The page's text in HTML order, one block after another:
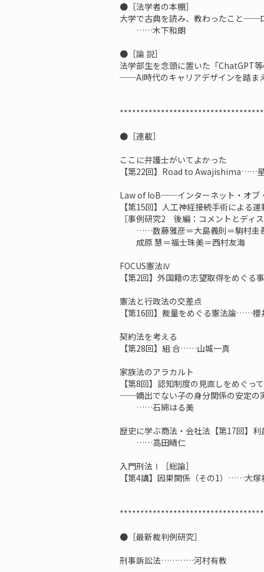
●［法学者の本棚］
大学で古典を読み、教わったこと──
……木下和朗
●［論 説］
法学部生を念頭に置いた「ChatGPT
──AI時代のキャリアデザインを踏
●［連載］
ここに弁護士がいてよかった
【第22回】Road to
Law of IoB──インターネット・オブ
【第15回】人工神経接続手術による
［事例研究2 後編：コメントとディ
……数藤雅彦＝大島義則＝駒村圭
成原 慧＝福士珠美＝西村友海
FOCUS憲法Ⅳ
【第2回】外国籍の志望取得をめぐ
憲法と行政法の交差点
【第16回】裁量をめぐる憲法論……櫻
契約法を考える
【第28回】組 合……山城一真
家族法のアラカルト
【第8回】認知制度の見直しをめぐっ
──嫡出でない子の身分関係の安定の
……石綿はる美
歴史に学ぶ商法・会社法【第17回】
……高田晴仁
入門刑法Ⅰ［総論］
【第4講】因果関係（その1）……大塚
●［最新裁判例研究］
刑事訴訟法…………河村有教